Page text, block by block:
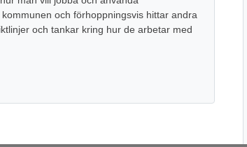
och förhoppningsvis hittar andra
och tankar kring hur de arbetar med